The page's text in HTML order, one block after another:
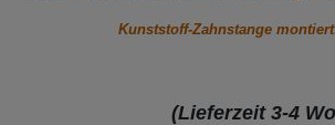
Kunststoff-Zahnstange
(Lieferzeit 3-4